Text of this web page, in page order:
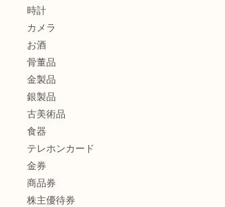
時計
カメラ
お酒
骨董品
金製品
銀製品
古美術品
食器
テレホンカード
金券
商品券
株主優待券